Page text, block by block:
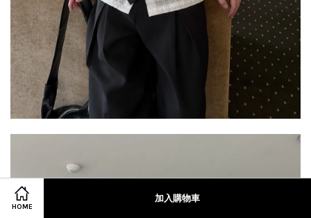
HOME
加入購物車